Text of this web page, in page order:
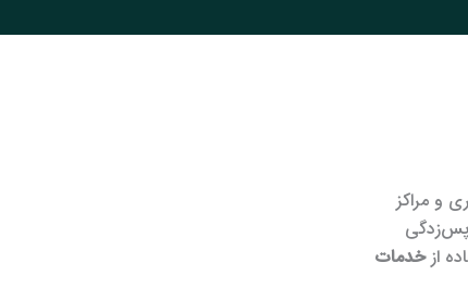
و مراکز
پس‌زدگی
ازخدمات